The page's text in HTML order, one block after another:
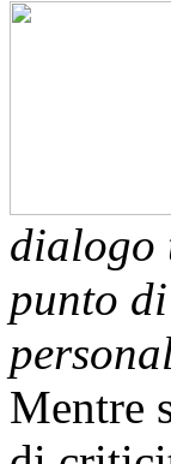
dialogo
punto
Mentre